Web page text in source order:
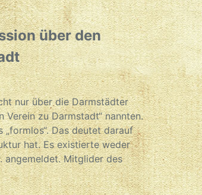
über den
nur über die Darmstädter
Verein zu Darmstadt“ nannten.
Das deutet darauf
hat. Es existierte weder
Mitglider des